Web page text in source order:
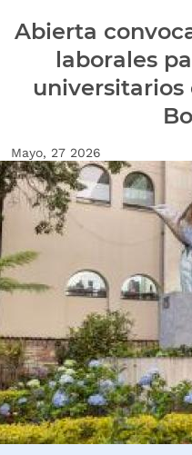
Abierta
laborales
universitarios
Fecha de creación
Mayo, 27 2026
Imagen Noticia